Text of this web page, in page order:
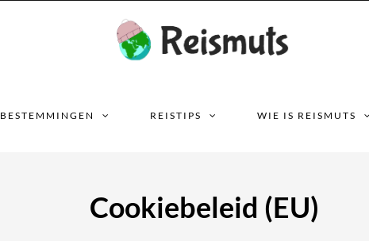
BESTEMMINGEN REISTIPS WIE IS REISMUTS
Cookiebeleid (EU)